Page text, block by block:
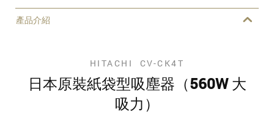
產品介紹
HITACHI CV-CK4T
日本原裝紙袋型吸塵器（560W 大
吸力）